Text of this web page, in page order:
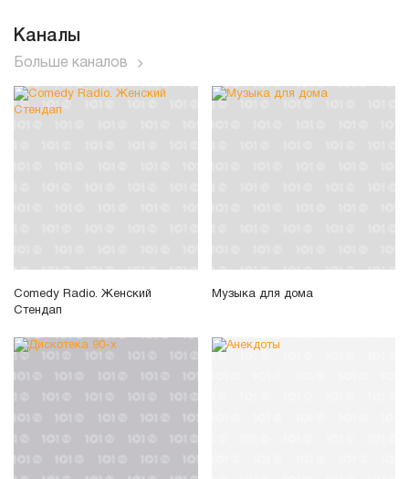
Каналы
Больше каналов
Comedy Radio. Женский
Стендап
Музыка для дома